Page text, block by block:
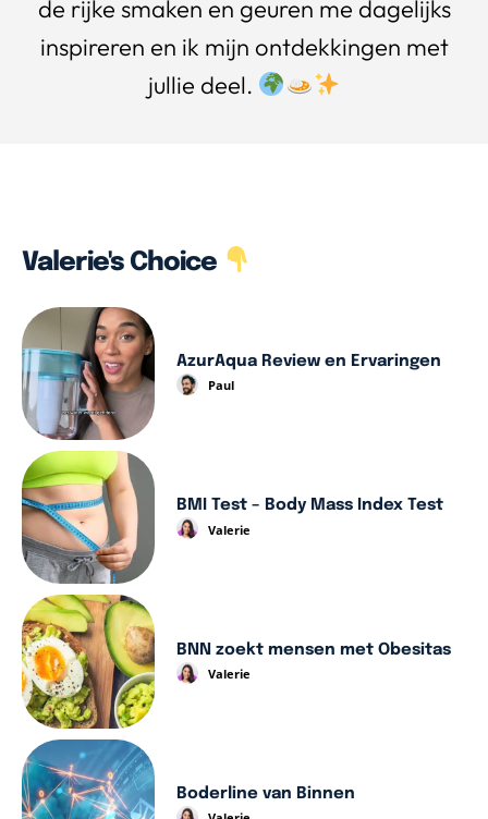
de rijke smaken en geuren me dagelijks
inspireren en ik mijn ontdekkingen met
jullie deel.
Valerie's Choice
AzurAqua Review en Ervaringen
Paul
BMI Test – Body Mass Index Test
Valerie
BNN zoekt mensen met Obesitas
Valerie
Boderline van Binnen